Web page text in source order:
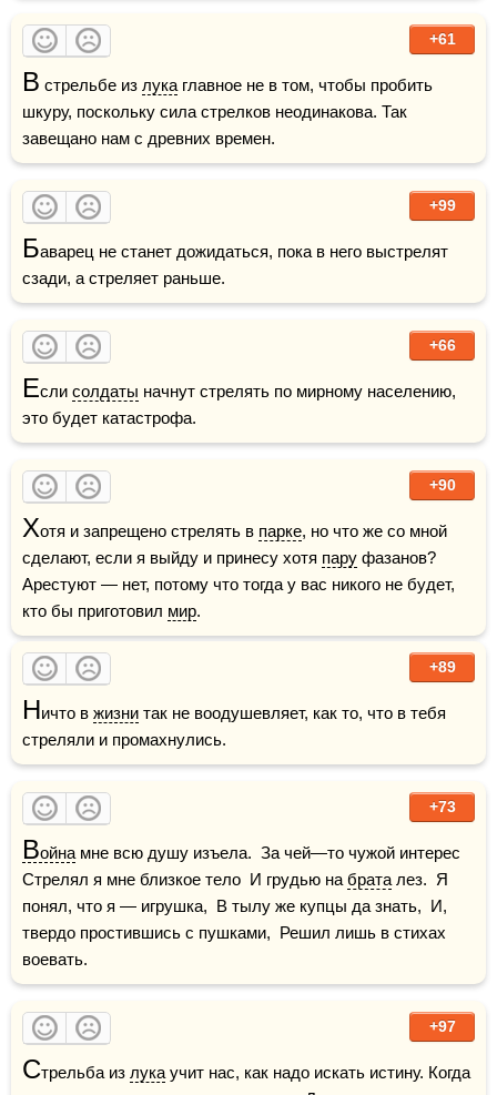
+61
В стрельбе из лука главное не в том, чтобы пробить
шкуру, поскольку сила стрелков неодинакова. Так
завещано нам с древних времен.
+99
Баварец не станет дожидаться, пока в него выстрелят
сзади, а стреляет раньше.
+66
Если солдаты начнут стрелять по мирному населению,
это будет катастрофа.
+90
Хотя и запрещено стрелять в парке, но что же со мной
сделают, если я выйду и принесу хотя пару фазанов?
Арестуют — нет, потому что тогда у вас никого не будет,
кто бы приготовил мир.
+89
Ничто в жизни так не воодушевляет, как то, что в тебя
стреляли и промахнулись.
+73
Война мне всю душу изъела.  За чей—то чужой интерес
Стрелял я мне близкое тело  И грудью на брата лез.  Я
понял, что я — игрушка,  В тылу же купцы да знать,  И,
твердо простившись с пушками,  Решил лишь в стихах
воевать.
+97
Стрельба из лука учит нас, как надо искать истину. Когда